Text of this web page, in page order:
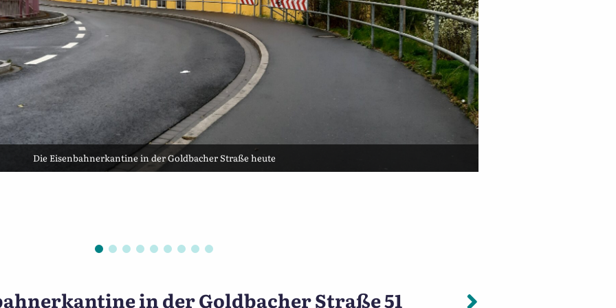
Gingold (1916-2006) Nächster:
in der Goldbacher Straße 51